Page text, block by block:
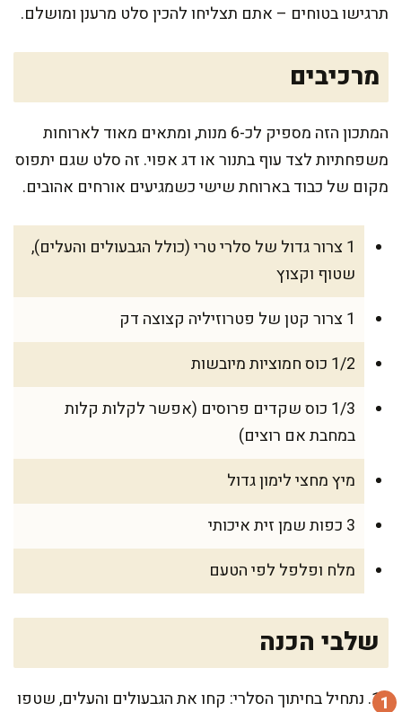
תרגישו בטוחים – אתם תצליחו להכין סלט מרענן ומושלם.
מרכיבים
המתכון הזה מספיק לכ-6 מנות, ומתאים מאוד לארוחות
משפחתיות לצד עוף בתנור או דג אפוי. זה סלט שגם יתפוס
מקום של כבוד בארוחת שישי כשמגיעים אורחים אהובים.
1 צרור גדול של סלרי טרי (כולל הגבעולים והעלים),
שטוף וקצוץ
1 צרור קטן של פטרוזיליה קצוצה דק
1/2 כוס חמוציות מיובשות
1/3 כוס שקדים פרוסים (אפשר לקלות קלות
במחבת אם רוצים)
מיץ מחצי לימון גדול
3 כפות שמן זית איכותי
מלח ופלפל לפי הטעם
שלבי הכנה
נתחיל בחיתוך הסלרי: קחו את הגבעולים והעלים, שטפו